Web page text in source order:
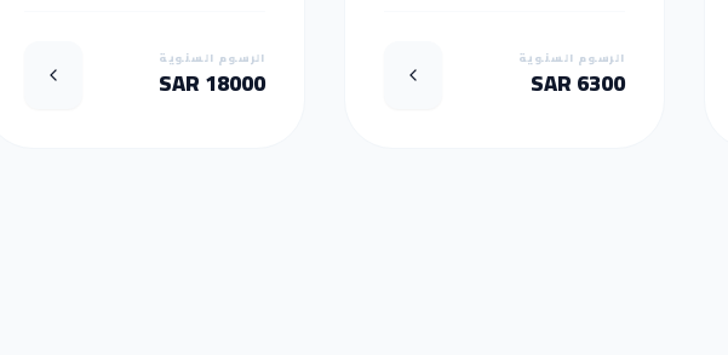
الرسوم السنوية
6300 SAR
الرسوم السنوية
18000 SAR